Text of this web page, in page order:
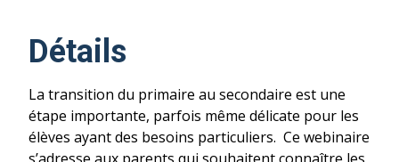
Détails
La transition du primaire au secondaire est une
étape importante, parfois même délicate pour les
élèves ayant des besoins particuliers. Ce webinaire